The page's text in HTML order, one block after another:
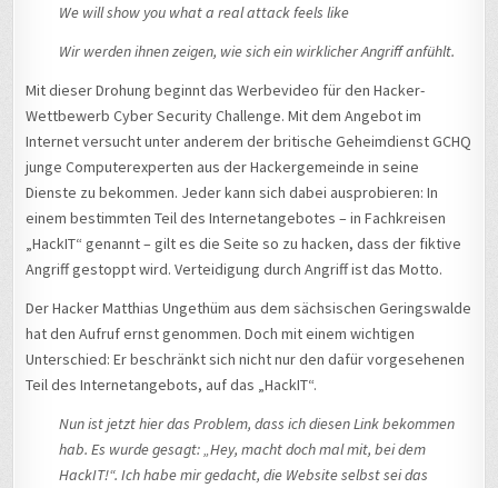
We will show you what a real attack feels like
Wir werden ihnen zeigen, wie sich ein wirklicher Angriff anfühlt.
Mit dieser Drohung beginnt das Werbevideo für den Hacker-
Wettbewerb Cyber Security Challenge. Mit dem Angebot im
Internet versucht unter anderem der britische Geheimdienst GCHQ
junge Computerexperten aus der Hackergemeinde in seine
Dienste zu bekommen. Jeder kann sich dabei ausprobieren: In
einem bestimmten Teil des Internetangebotes – in Fachkreisen
„HackIT“ genannt – gilt es die Seite so zu hacken, dass der fiktive
Angriff gestoppt wird. Verteidigung durch Angriff ist das Motto.
Der Hacker Matthias Ungethüm aus dem sächsischen Geringswalde
hat den Aufruf ernst genommen. Doch mit einem wichtigen
Unterschied: Er beschränkt sich nicht nur den dafür vorgesehenen
Teil des Internetangebots, auf das „HackIT“.
Nun ist jetzt hier das Problem, dass ich diesen Link bekommen
hab. Es wurde gesagt: „Hey, macht doch mal mit, bei dem
HackIT!“. Ich habe mir gedacht, die Website selbst sei das